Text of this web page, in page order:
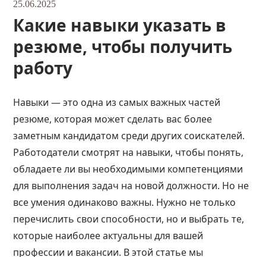
25.06.2025
Какие навыки указать в
резюме, чтобы получить
работу
Навыки — это одна из самых важных частей
резюме, которая может сделать вас более
заметным кандидатом среди других соискателей.
Работодатели смотрят на навыки, чтобы понять,
обладаете ли вы необходимыми компетенциями
для выполнения задач на новой должности. Но не
все умения одинаково важны. Нужно не только
перечислить свои способности, но и выбрать те,
которые наиболее актуальны для вашей
профессии и вакансии. В этой статье мы